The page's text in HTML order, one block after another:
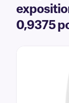
0,9375